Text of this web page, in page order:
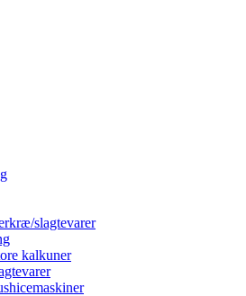
slagtevarer
kalkuner